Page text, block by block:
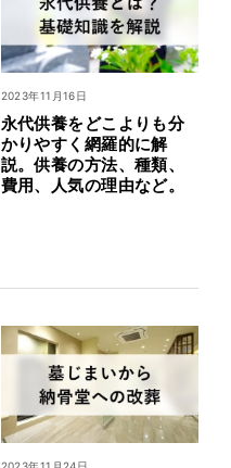
2023年11月16日
永代供養をどこよりも分
かりやすく網羅的に解
説。供養の方法、種類、
費用、人気の理由など。